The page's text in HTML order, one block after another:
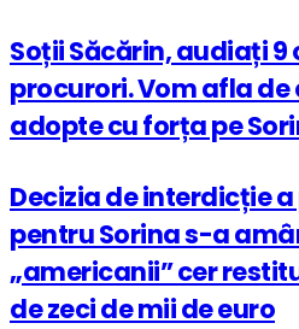
Soții Săcărin, audiați 9
procurori. Vom afla de
adopte cu forța pe
Decizia de interdicție
pentru Sorina s-a
„americanii” cer
de zeci de mii de euro